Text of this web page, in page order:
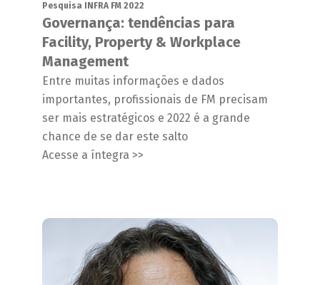
Pesquisa INFRA FM 2022
Governança: tendências para
Facility, Property & Workplace
Management
Entre muitas informações e dados
importantes, profissionais de FM precisam
ser mais estratégicos e 2022 é a grande
chance de se dar este salto
Acesse a íntegra >>